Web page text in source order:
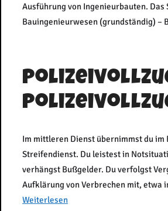
Ausführung von Ingenieurbauten.
Bauingenieurwesen (grundständig) –
Im mittleren Dienst übernimmst du
Streifendienst. Du leistest in
verhängst Bußgelder. Du verfolgst
Aufklärung von Verbrechen mit, etwa
Weiterlesen